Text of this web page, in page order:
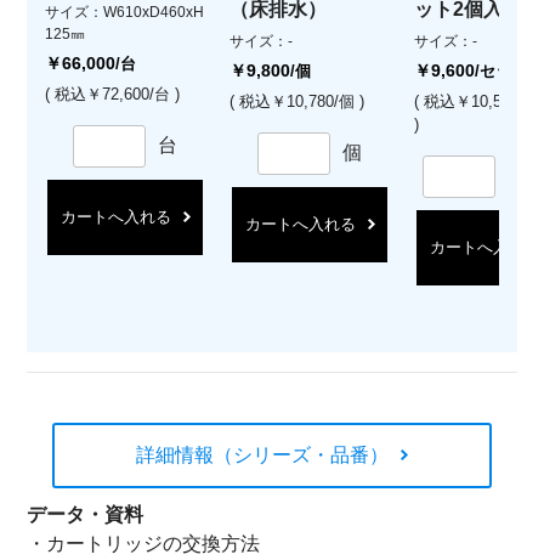
サイズ：W610xD460xH
125㎜
￥66,000/台
( 税込￥72,600/台 )
台
カートへ入れる
（床排水）
サイズ：-
￥9,800/個
( 税込￥10,780/個 )
個
カートへ入れる
ット2個入)
サイズ：-
￥9,600/セット
( 税込￥10,560/セ
)
カートへ入れる
詳細情報（シリーズ・品番）
データ・資料
・ カートリッジの交換方法